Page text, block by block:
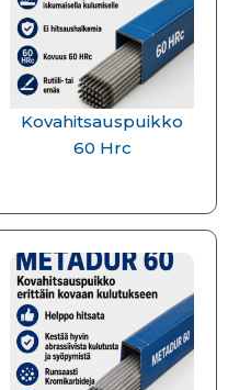
Kovahitsauspuikko
60 Hrc